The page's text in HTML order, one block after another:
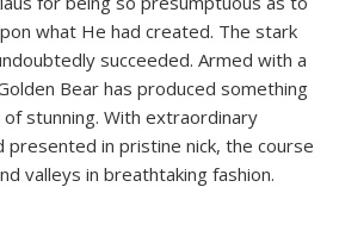
what He had created. The stark
succeeded. Armed with a
Bear has produced something
stunning. With extraordinary
in pristine nick, the course
valleys in breathtaking fashion.